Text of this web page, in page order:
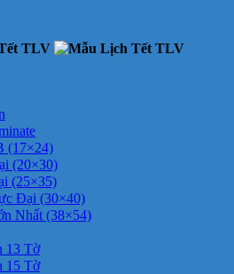
(17×24)
(20×30)
(25×35)
Đại (30×40)
Nhất (38×54)
13 Tờ
15 Tờ